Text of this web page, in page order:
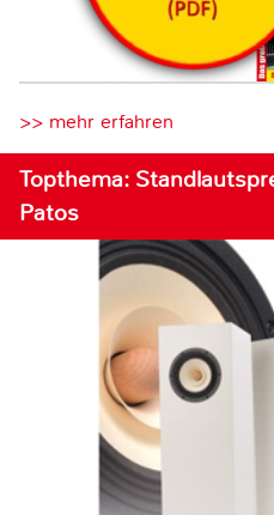
>> mehr erfahren
Topthema:
Patos